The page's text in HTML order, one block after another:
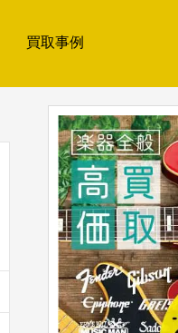
買取事例